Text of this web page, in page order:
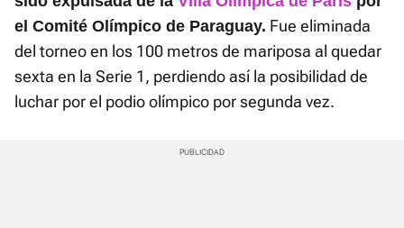
el Comité Olímpico de Paraguay. Fue eliminada
del torneo en los 100 metros de mariposa al quedar
sexta en la Serie 1, perdiendo así la posibilidad de
luchar por el podio olímpico por segunda vez.